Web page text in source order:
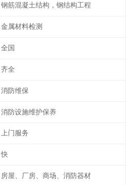
钢筋混凝土结构，钢结构工程
金属材料检测
全国
齐全
消防维保
消防设施维护保养
上门服务
快
房屋、厂房、商场、消防器材